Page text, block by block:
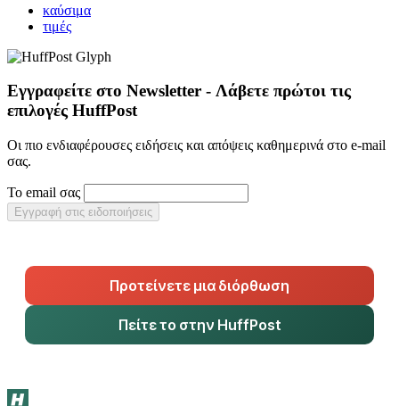
καύσιμα
τιμές
Εγγραφείτε στο Newsletter - Λάβετε πρώτοι τις
επιλογές HuffPost
Οι πιο ενδιαφέρουσες ειδήσεις και απόψεις καθημερινά στο e-mail
σας.
Το email σας
Εγγραφή στις ειδοποιήσεις
Προτείνετε μια διόρθωση
Πείτε το στην HuffPost